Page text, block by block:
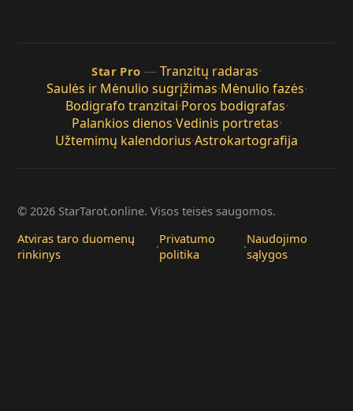
Star Pro — Tranzitų radaras·
Saulės ir Mėnulio sugrįžimas·Mėnulio fazės·
Bodigrafo tranzitai·Poros bodigrafas·
Palankios dienos·Vedinis portretas·
Užtemimų kalendorius·Astrokartografija
© 2026 StarTarot.online. Visos teisės saugomos.
Atviras taro duomenų
rinkinys
·Privatumo
politika
·Naudojimo
sąlygos